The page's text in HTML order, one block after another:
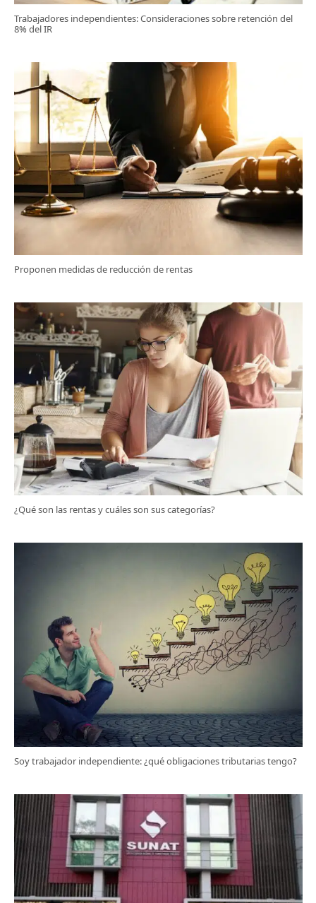
Trabajadores independientes: Consideraciones sobre retención del
8% del IR
Proponen medidas de reducción de rentas
¿Qué son las rentas y cuáles son sus categorías?
Soy trabajador independiente: ¿qué obligaciones tributarias tengo?